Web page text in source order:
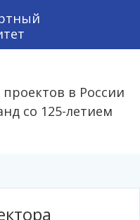
в России
со 125-летием